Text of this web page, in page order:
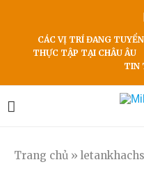
CÁC VỊ TRÍ ĐANG
THỰC TẬP TẠI CHÂU ÂU
TIN
Trang chủ »